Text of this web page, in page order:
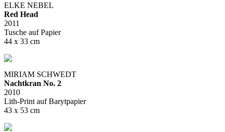
ELKE NEBEL
Red Head
2011
Tusche auf Papier
44 x 33 cm
MIRIAM SCHWEDT
Nachtkran No. 2
2010
Lith-Print auf Barytpapier
43 x 53 cm